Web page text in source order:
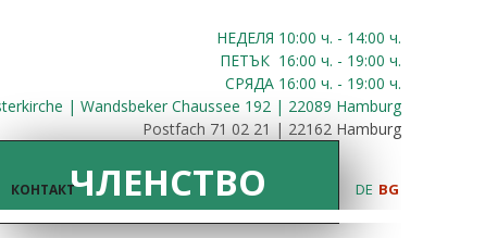
НЕДЕЛЯ 10:00 ч. - 14:00 ч.
ПЕТЪК 16:00 ч. - 19:00 ч.
СРЯДА 16:00 ч. - 19:00 ч.
| Wandsbeker Chaussee 192 | 22089 Hamburg
Postfach 71 02 21 | 22162 Hamburg
КОНТАКТ DE BG
ЧЛЕНСТВО